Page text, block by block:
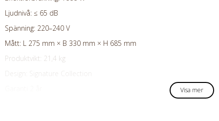
Ljudnivå: ≤ 65 dB
Spänning: 220–240 V
Mått: L 275 mm × B 330 mm × H 685 mm
Produktvikt: 21,4 kg
Design: Signature Collection
Visa mer